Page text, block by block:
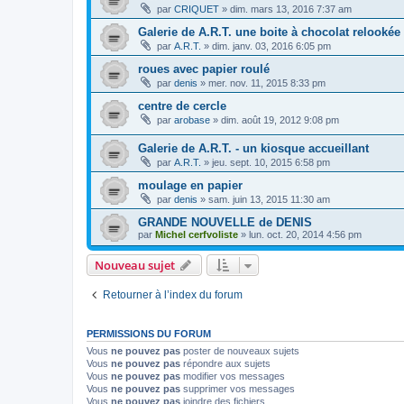
par CRIQUET » dim. mars 13, 2016 7:37 am
Galerie de A.R.T. une boite à chocolat relookée
par A.R.T. » dim. janv. 03, 2016 6:05 pm
roues avec papier roulé
par denis » mer. nov. 11, 2015 8:33 pm
centre de cercle
par arobase » dim. août 19, 2012 9:08 pm
Galerie de A.R.T. - un kiosque accueillant
par A.R.T. » jeu. sept. 10, 2015 6:58 pm
moulage en papier
par denis » sam. juin 13, 2015 11:30 am
GRANDE NOUVELLE de DENIS
par Michel cerfvoliste » lun. oct. 20, 2014 4:56 pm
Nouveau sujet
Retourner à l’index du forum
PERMISSIONS DU FORUM
Vous ne pouvez pas poster de nouveaux sujets
Vous ne pouvez pas répondre aux sujets
Vous ne pouvez pas modifier vos messages
Vous ne pouvez pas supprimer vos messages
Vous ne pouvez pas joindre des fichiers